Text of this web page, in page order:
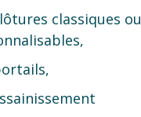
classiques ou